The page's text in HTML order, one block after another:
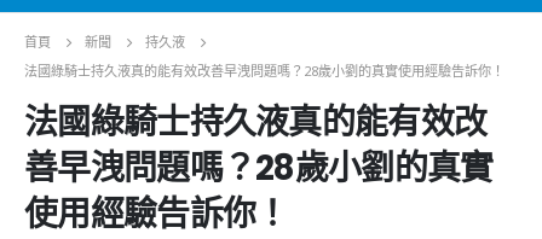
首頁 新聞
持久液
法國綠騎士持久液真的能有效改善早洩問題嗎？28歲小劉的真實使用經驗告訴你！
法國綠騎士持久液真的能有效改
善早洩問題嗎？28歲小劉的真實
使用經驗告訴你！